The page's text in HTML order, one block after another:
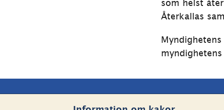
som helst
Återkallas
Sidfot